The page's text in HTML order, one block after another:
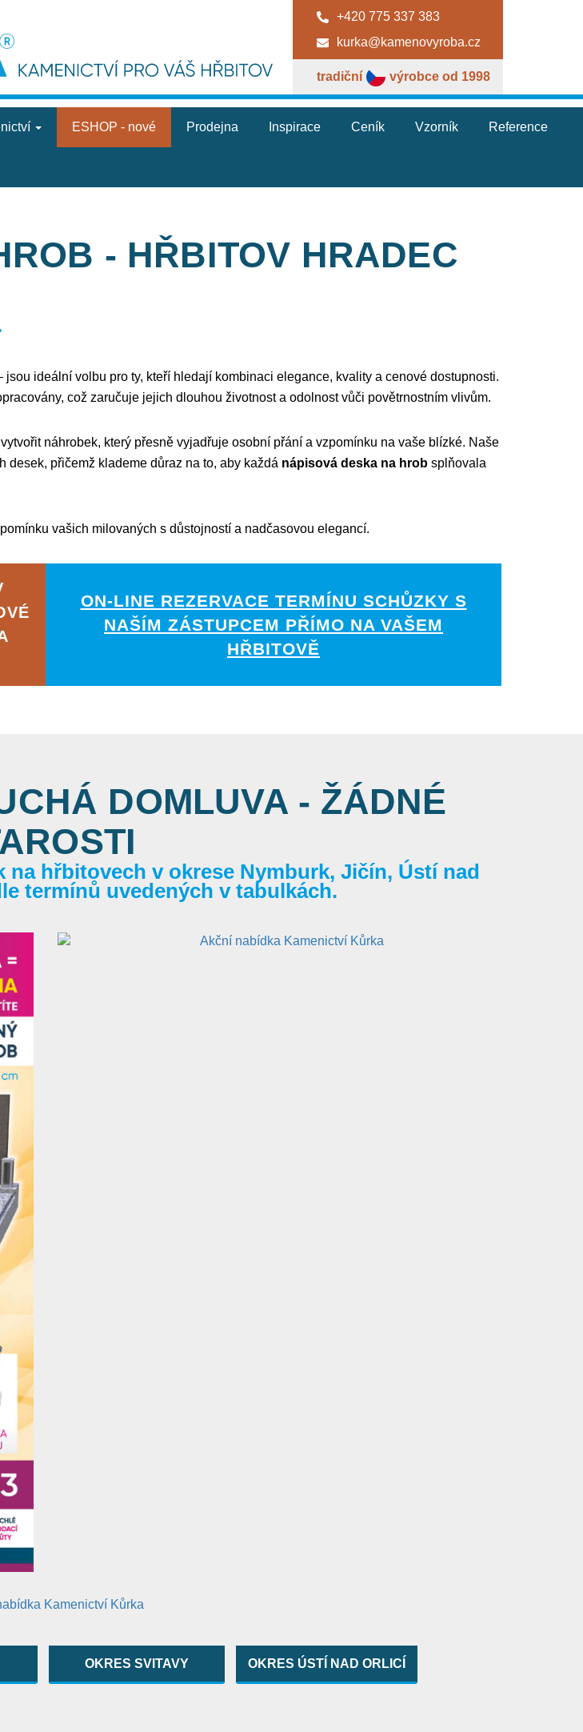
+420 775 337 383
kurka@kamenovyroba.cz
tradiční výrobce od 1998
ESHOP - nové Prodejna Inspirace Ceník Vzorník Reference
- HŘBITOV HRADEC
jsou ideální volbu pro ty, kteří hledají kombinaci elegance, kvality a cenové dostupnosti.
což zaručuje jejich dlouhou životnost a odolnost vůči povětrnostním vlivům.
náhrobek, který přesně vyjadřuje osobní přání a vzpomínku na vaše blízké. Naše
desek, přičemž klademe důraz na to, aby každá nápisová deska na hrob splňovala
vašich milovaných s důstojností a nadčasovou elegancí.
ON-LINE REZERVACE TERMÍNU SCHŮZKY S
NAŠÍM ZÁSTUPCEM PŘÍMO NA VAŠEM
HŘBITOVĚ
DOMLUVA - ŽÁDNÉ
na hřbitovech v okrese Nymburk, Jičín, Ústí nad
termínů uvedených v tabulkách.
OKRES SVITAVY OKRES ÚSTÍ NAD ORLICÍ